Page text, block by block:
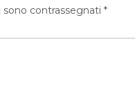
contrassegnati *